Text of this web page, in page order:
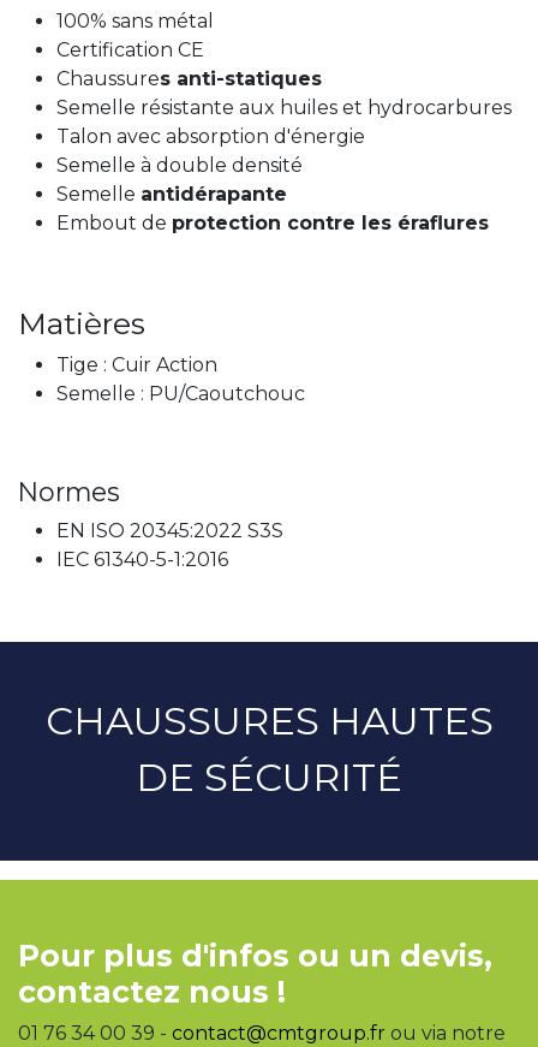
100% sans métal
Certification CE
Chaussures anti-statiques
Semelle résistante aux huiles et hydrocarbures
Talon avec absorption d'énergie
Semelle à double densité
Semelle antidérapante
Embout de protection contre les éraflures
Matières
Tige : Cuir Action
Semelle : PU/Caoutchouc
Normes
EN ISO 20345:2022 S3S
IEC 61340-5-1:2016
CHAUSSURES HAUTES
DE SÉCURITÉ
Pour plus d'infos ou un devis,
contactez nous !
01 76 34 00 39 - contact@cmtgroup.fr ou via notre